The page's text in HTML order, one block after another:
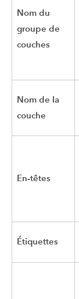
Nom du
groupe de
couches
Nom de la
couche
En-têtes
Étiquettes